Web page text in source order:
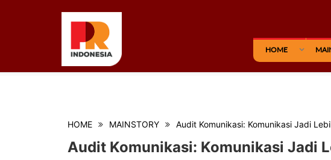
HOME
HOME MAINSTORY Audit Komunikasi: Komunikasi Jadi
Audit Komunikasi: Komunikasi Jadi